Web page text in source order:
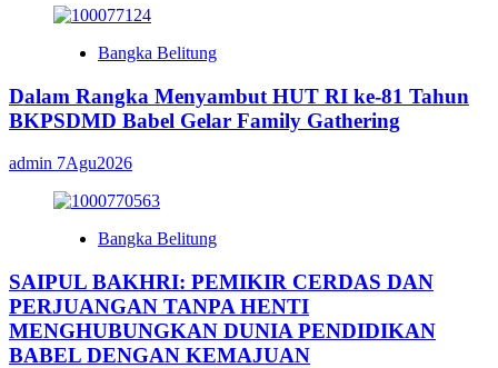
Bangka Belitung
Dalam Rangka Menyambut HUT RI ke-81 Tahun
BKPSDMD Babel Gelar Family Gathering
admin 7Agu2026
Bangka Belitung
SAIPUL BAKHRI: PEMIKIR CERDAS DAN
PERJUANGAN TANPA HENTI
MENGHUBUNGKAN DUNIA PENDIDIKAN
BABEL DENGAN KEMAJUAN